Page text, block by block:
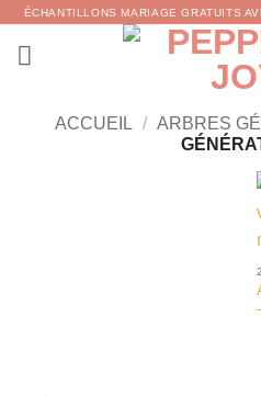
Passer
contenu
ÉCHANTILLONS MARIAGE GRATUITS
ACCUEIL / ARBRES